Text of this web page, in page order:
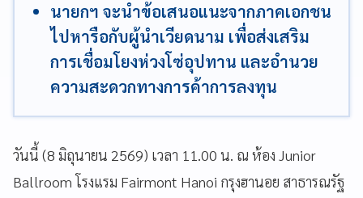
นายกฯ จะนำข้อเสนอแนะจากภาคเอกชน
ไปหารือกับผู้นำเวียดนาม เพื่อส่งเสริม
การเชื่อมโยงห่วงโซ่อุปทาน และอำนวย
ความสะดวกทางการค้าการลงทุน
วันนี้ (8 มิถุนายน 2569) เวลา 11.00 น. ณ ห้อง Junior
Ballroom โรงแรม Fairmont Hanoi กรุงฮานอย สาธารณรัฐ